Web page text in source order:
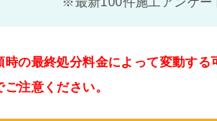
の最終処分料金によって変動す
注意ください。